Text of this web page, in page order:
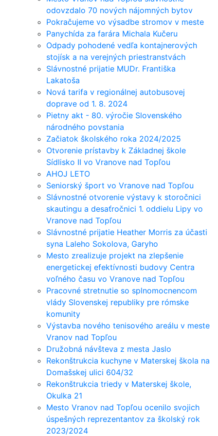
odovzdalo 70 nových nájomných bytov
Pokračujeme vo výsadbe stromov v meste
Panychída za farára Michala Kučeru
Odpady pohodené vedľa kontajnerových
stojísk a na verejných priestranstvách
Slávnostné prijatie MUDr. Františka
Lakatoša
Nová tarifa v regionálnej autobusovej
doprave od 1. 8. 2024
Pietny akt - 80. výročie Slovenského
národného povstania
Začiatok školského roka 2024/2025
Otvorenie prístavby k Základnej škole
Sídlisko II vo Vranove nad Topľou
AHOJ LETO
Seniorský šport vo Vranove nad Topľou
Slávnostné otvorenie výstavy k storočnici
skautingu a desaťročnici 1. oddielu Lipy vo
Vranove nad Topľou
Slávnostné prijatie Heather Morris za účasti
syna Laleho Sokolova, Garyho
Mesto zrealizuje projekt na zlepšenie
energetickej efektívnosti budovy Centra
voľného času vo Vranove nad Topľou
Pracovné stretnutie so splnomocnencom
vlády Slovenskej republiky pre rómske
komunity
Výstavba nového tenisového areálu v meste
Vranov nad Topľou
Družobná návšteva z mesta Jaslo
Rekonštrukcia kuchyne v Materskej škola na
Domašskej ulici 604/32
Rekonštrukcia triedy v Materskej škole,
Okulka 21
Mesto Vranov nad Topľou ocenilo svojich
úspešných reprezentantov za školský rok
2023/2024